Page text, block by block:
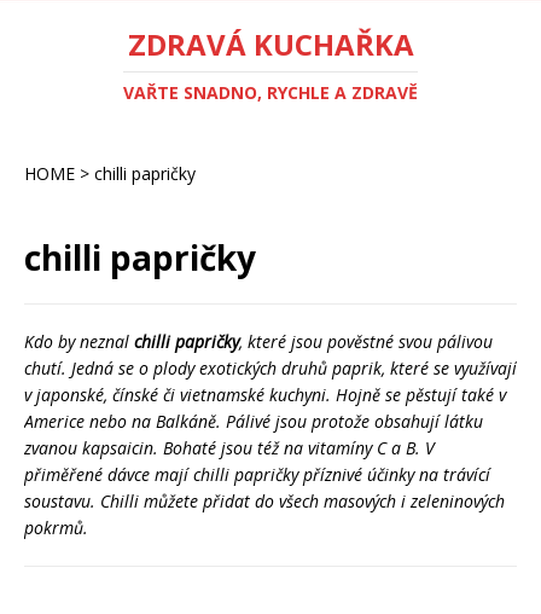
ZDRAVÁ KUCHAŘKA
VAŘTE SNADNO, RYCHLE A ZDRAVĚ
HOME > chilli papričky
chilli papričky
Kdo by neznal chilli papričky, které jsou pověstné svou pálivou
chutí. Jedná se o plody exotických druhů paprik, které se využívají
v japonské, čínské či vietnamské kuchyni. Hojně se pěstují také v
Americe nebo na Balkáně. Pálivé jsou protože obsahují látku
zvanou kapsaicin. Bohaté jsou též na vitamíny C a B. V
přiměřené dávce mají chilli papričky příznivé účinky na trávící
soustavu. Chilli můžete přidat do všech masových i zeleninových
pokrmů.